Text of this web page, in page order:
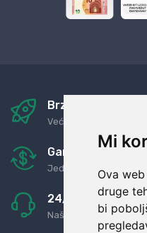
Mi
Ova
druge
bi
Brza i sigurna
Već za nekoliko dana
Garancija u
Jednostavno pravilo:
24/7 odlična
Naši agenti uvijek na